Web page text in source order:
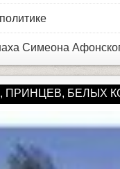
Симеона
ПРИНЦЕВ, БЕЛЫХ